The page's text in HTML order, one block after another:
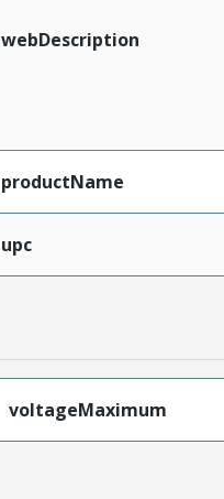
webDescription
productName
upc
voltageMaximum